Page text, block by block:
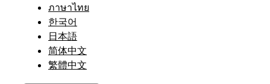
ภาษาไทย
한국어
日本語
简体中文
繁體中文